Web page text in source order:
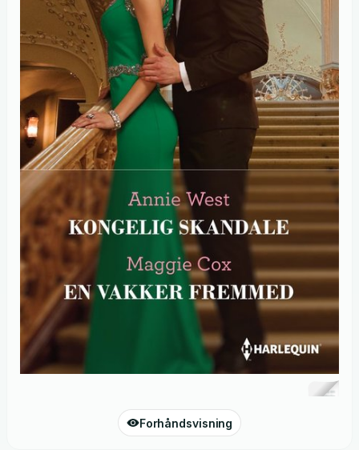
Forhåndsvisning